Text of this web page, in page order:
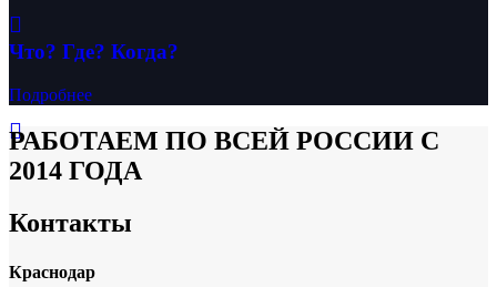
Что? Где? Когда?
Подробнее
РАБОТАЕМ ПО ВСЕЙ РОССИИ С
2014 ГОДА
Контакты
Краснодар